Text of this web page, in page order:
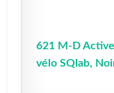
621 M-D
vélo SQlab,